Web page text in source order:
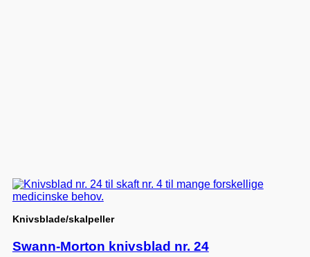
Knivsblade/skalpeller
Swann-Morton knivsblad nr. 24